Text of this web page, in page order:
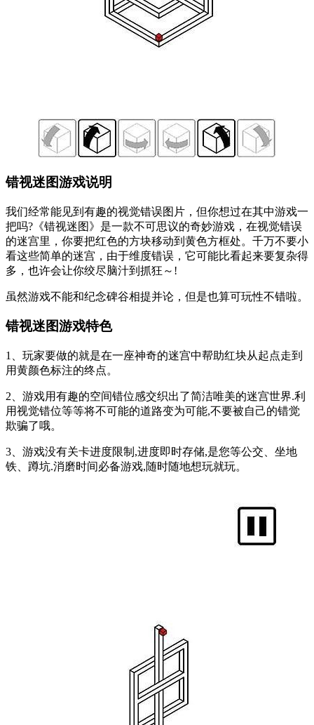
错视迷图游戏说明
我们经常能见到有趣的视觉错误图片，但你想过在其中游戏一
把吗?《错视迷图》是一款不可思议的奇妙游戏，在视觉错误
的迷宫里，你要把红色的方块移动到黄色方框处。千万不要小
看这些简单的迷宫，由于维度错误，它可能比看起来要复杂得
多，也许会让你绞尽脑汁到抓狂～!
虽然游戏不能和纪念碑谷相提并论，但是也算可玩性不错啦。
错视迷图游戏特色
1、玩家要做的就是在一座神奇的迷宫中帮助红块从起点走到
用黄颜色标注的终点。
2、游戏用有趣的空间错位感交织出了简洁唯美的迷宫世界.利
用视觉错位等等将不可能的道路变为可能,不要被自己的错觉
欺骗了哦。
3、游戏没有关卡进度限制,进度即时存储,是您等公交、坐地
铁、蹲坑.消磨时间必备游戏,随时随地想玩就玩。